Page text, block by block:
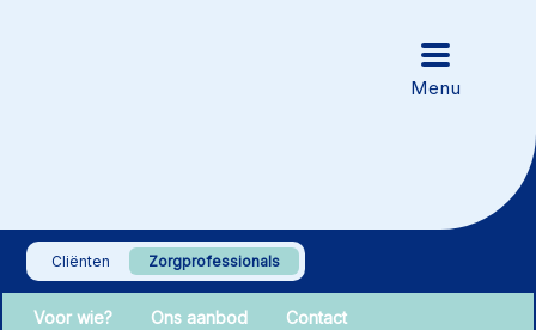
Cliënten Zorgprofessionals
Voor wie? Ons aanbod Contact